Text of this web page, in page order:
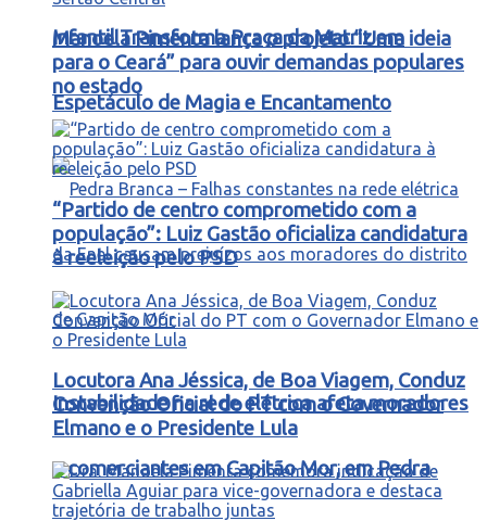
Infantil Transforma Praça da Matriz em
Espetáculo de Magia e Encantamento
Instabilidade na rede elétrica afeta moradores
e comerciantes em Capitão Mor, em Pedra
Manoela Pimenta lança o projeto “Uma ideia
para o Ceará” para ouvir demandas populares
no estado
“Partido de centro comprometido com a
população”: Luiz Gastão oficializa candidatura
à reeleição pelo PSD
Locutora Ana Jéssica, de Boa Viagem, Conduz
Convenção Oficial do PT com o Governador
Elmano e o Presidente Lula